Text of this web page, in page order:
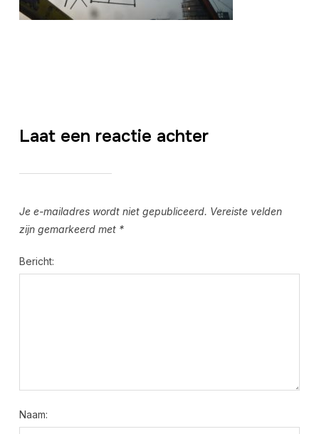
Laat een reactie achter
Je e-mailadres wordt niet gepubliceerd. Vereiste velden
zijn gemarkeerd met *
Bericht:
Naam: